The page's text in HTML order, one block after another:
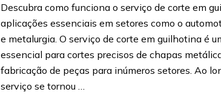
Descubra como funciona o serviço de corte em
aplicações essenciais em setores como o
e metalurgia. O serviço de corte em guilhotina é
essencial para cortes precisos de chapas
fabricação de peças para inúmeros setores. Ao
serviço se tornou …